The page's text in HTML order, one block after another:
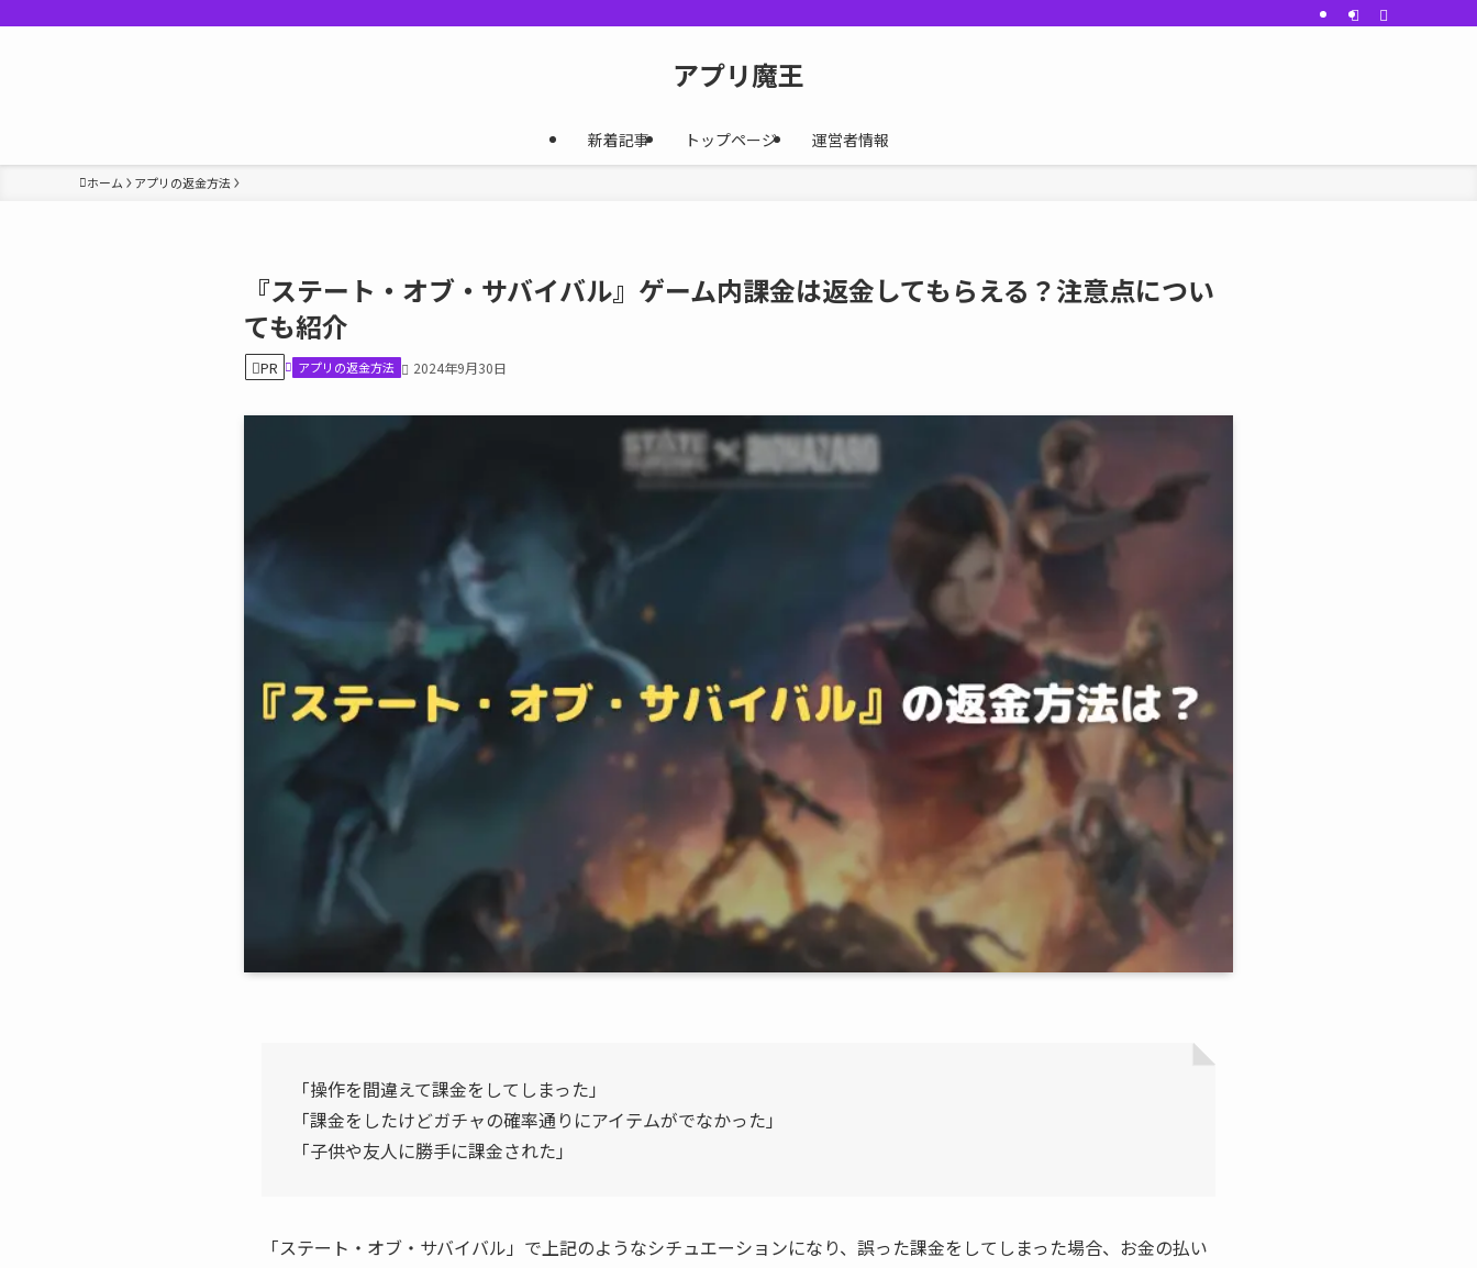
アプリ魔王
新着記事 トップページ 運営者情報
ホーム アプリの返金方法
『ステート・オブ・サバイバル』ゲーム内課金は返金してもらえる？注意点につい
ても紹介
PR アプリの返金方法 2024年9月30日
「操作を間違えて課金をしてしまった」
「課金をしたけどガチャの確率通りにアイテムがでなかった」
「子供や友人に勝手に課金された」
「ステート・オブ・サバイバル」で上記のようなシチュエーションになり、誤った課金をしてしまった場合、お金の払い